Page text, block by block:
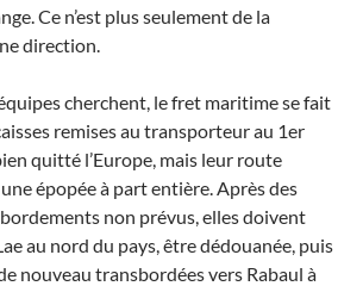
Ce n’est plus seulement de la
direction.
cherchent, le fret maritime se fait
remises au transporteur au 1er
quitté l’Europe, mais leur route
épopée à part entière. Après des
non prévus, elles doivent
au nord du pays, être dédouanée, puis
nouveau transbordées vers Rabaul à